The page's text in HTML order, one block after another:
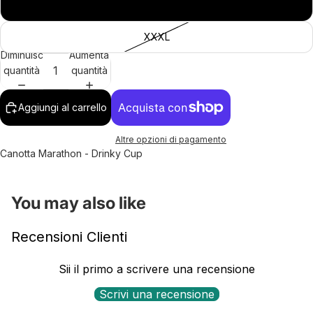
XXXL
Diminuisci
quantità
Aumenta
quantità
Aggiungi al carrello
Altre opzioni di pagamento
Canotta Marathon - Drinky Cup
You may also like
Recensioni Clienti
Sii il primo a scrivere una recensione
Scrivi una recensione